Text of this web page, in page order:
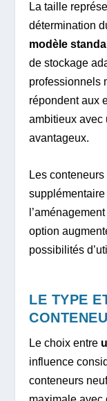
La taille
détermination
modèle
de stockage
professionnels
répondent aux
ambitieux avec
avantageux.
Les conteneurs
option
possibilités
LE TYPE
Le choix entre
influence
conteneurs